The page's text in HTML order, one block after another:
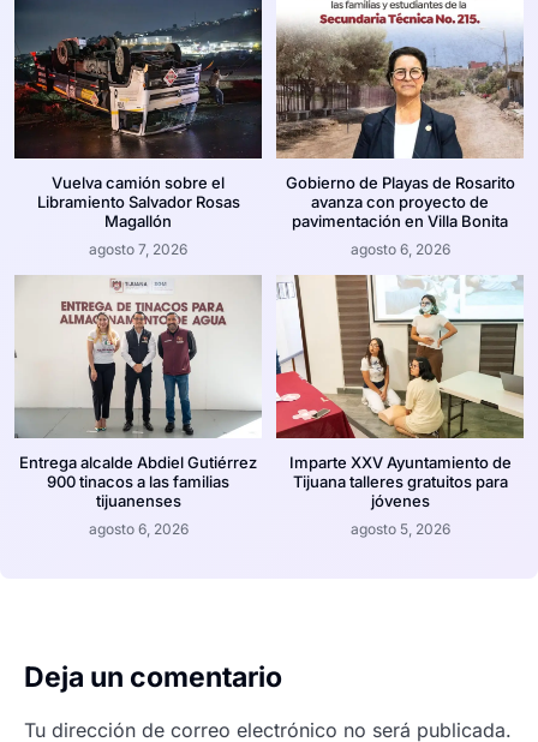
Vuelva camión sobre el
Libramiento Salvador Rosas
Magallón
agosto 7, 2026
Gobierno de Playas de Rosarito
avanza con proyecto de
pavimentación en Villa Bonita
agosto 6, 2026
Entrega alcalde Abdiel Gutiérrez
900 tinacos a las familias
tijuanenses
agosto 6, 2026
Imparte XXV Ayuntamiento de
Tijuana talleres gratuitos para
jóvenes
agosto 5, 2026
Deja un comentario
Tu dirección de correo electrónico no será publicada.